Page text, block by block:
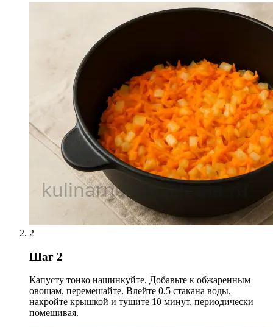
2
Шаг 2
Капусту тонко нашинкуйте. Добавьте к обжаренным
овощам, перемешайте. Влейте 0,5 стакана воды,
накройте крышкой и тушите 10 минут, периодически
помешивая.